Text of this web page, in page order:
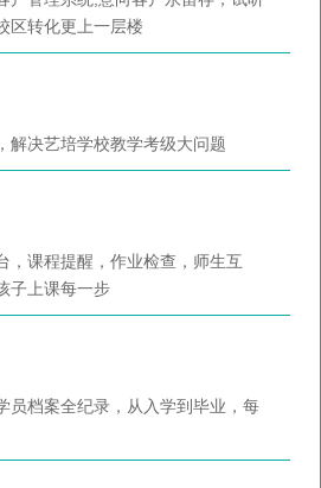
区转化更上一层楼
解决艺培学校教学考级大问题
，课程提醒，作业检查，师生互
子上课每一步
员档案全纪录，从入学到毕业，每